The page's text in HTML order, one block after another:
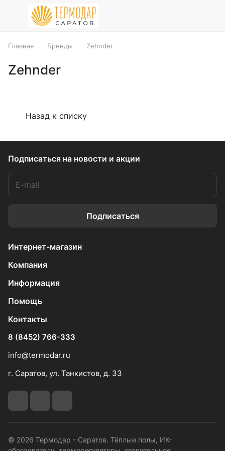
Главная Бренды Zehnder
Zehnder
Назад к списку
Подписаться на новости и акции
Подписаться
Интернет-магазин
Компания
Информация
Помощь
Контакты
8 (8452) 766-333
info@termodar.ru
г. Саратов, ул. Танкистов, д. 33
© 2026 Термодар - Саратов. Тёплые полы, ИК-